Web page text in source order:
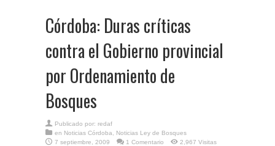
Córdoba: Duras críticas
contra el Gobierno provincial
por Ordenamiento de
Bosques
Publicado por: redaf
en Noticias Córdoba
Noticias Ley de Bosques
7 septiembre, 2009
1 Comentario 2,967 Visitas